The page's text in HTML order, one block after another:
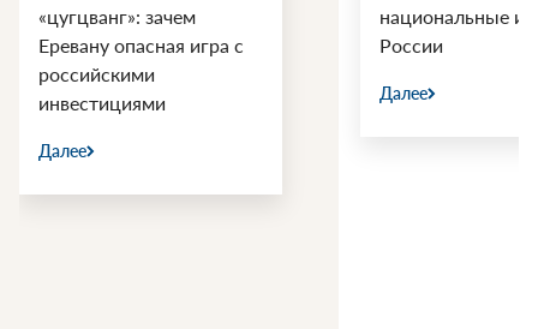
«цугцванг»: зачем
Еревану опасная игра с
российскими
инвестициями
Далее
национальные
России
Далее